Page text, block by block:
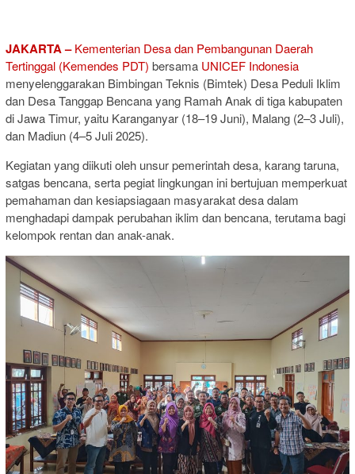
JAKARTA – Kementerian Desa dan Pembangunan Daerah
Tertinggal (Kemendes PDT) bersama UNICEF Indonesia
menyelenggarakan Bimbingan Teknis (Bimtek) Desa Peduli Iklim
dan Desa Tanggap Bencana yang Ramah Anak di tiga kabupaten
di Jawa Timur, yaitu Karanganyar (18–19 Juni), Malang (2–3 Juli),
dan Madiun (4–5 Juli 2025).
Kegiatan yang diikuti oleh unsur pemerintah desa, karang taruna,
satgas bencana, serta pegiat lingkungan ini bertujuan memperkuat
pemahaman dan kesiapsiagaan masyarakat desa dalam
menghadapi dampak perubahan iklim dan bencana, terutama bagi
kelompok rentan dan anak-anak.